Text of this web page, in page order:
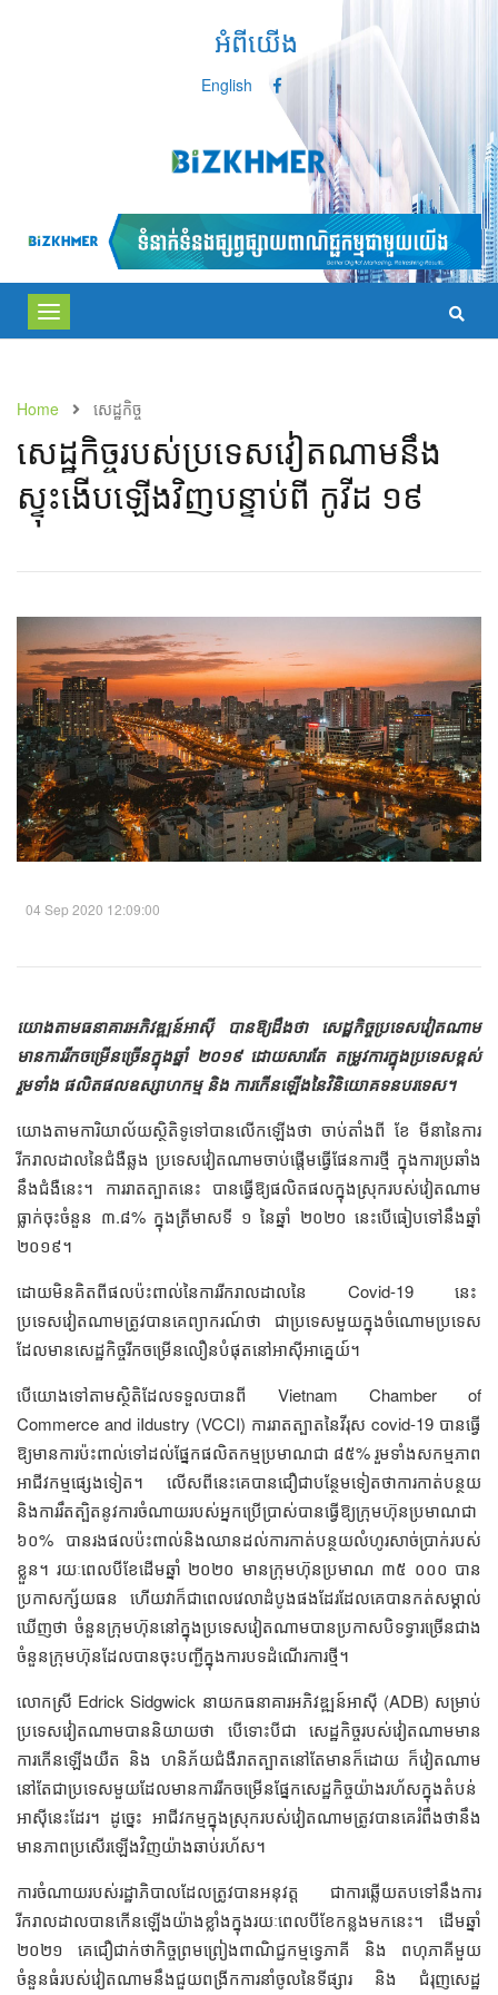
អំពីយើង
English
Toggle
navigation
Home សេដ្ឋកិច្ច
សេដ្ឋកិច្ចរបស់ប្រទេសវៀតណាមនឹង
ស្ទុះងើបឡើងវិញបន្ទាប់ពី កូវីដ ១៩​
04 Sep 2020 12:09:00
យោងតាមធនាគារអភិវឌ្ឍន៍អាស៊ី បានឱ្យដឹងថា សេដ្ឋកិច្ចប្រទេសវៀតណាម
មានការរីកចម្រើនច្រើនក្នុងឆ្នាំ ២០១៩ ដោយសារតែ តម្រូវការក្នុងប្រទេសខ្ពស់
រួមទាំង ផលិតផលឧស្សាហកម្ម និង ការកើនឡើងនៃវិនិយោគទនបរទេស។
យោងតាមការិយាល័យស្ថិតិទូទៅបានលើកឡើងថា ចាប់តាំងពី ខែ មីនានៃការ
រីករាលដាលនៃជំងឺឆ្លង ប្រទេសវៀតណាមចាប់ផ្តើមធ្វើផែនការថ្មី ក្នុងការប្រឆាំង
នឹងជំងឺនេះ។ ការរាតត្បាតនេះ បានធ្វើឱ្យផលិតផលក្នុងស្រុករបស់វៀតណាម
ធ្លាក់ចុះចំនួន ៣.៨% ក្នុងត្រីមាសទី ១ នៃឆ្នាំ ២០២០ នេះបើធៀបទៅនឹងឆ្នាំ
២០១៩។
ដោយមិនគិតពីផលប៉ះពាល់នៃការរីករាលដាលនៃ Covid-19 នេះ
ប្រទេសវៀតណាមត្រូវបានគេព្យាករណ៍ថា ជាប្រទេសមួយក្នុងចំណោមប្រទេស
ដែលមានសេដ្ឋកិច្ចរីកចម្រើនលឿនបំផុតនៅអាស៊ីអាគ្នេយ៍។
បើយោងទៅតាមស្ថិតិដែលទទួលបានពី Vietnam Chamber of
Commerce and iIdustry (VCCI) ការរាតត្បាតនៃវីរុស covid-19 បានធ្វើ
ឱ្យមានការប៉ះពាល់ទៅដល់ផ្នែកផលិតកម្មប្រមាណជា ៨៥% រួមទាំងសកម្មភាព
អាជីវកម្មផ្សេងទៀត។ លើសពីនេះគេបានជឿជាបន្ថែមទៀតថាការកាត់បន្ថយ
និងការរឹតត្បិតនូវការចំណាយរបស់អ្នកប្រើប្រាស់បានធ្វើឱ្យក្រុមហ៊ុនប្រមាណជា
៦០% បានរងផលប៉ះពាល់និងឈានដល់ការកាត់បន្ថយលំហូរសាច់ប្រាក់របស់
ខ្លួន។ រយៈពេលបីខែដើមឆ្នាំ ២០២០ មានក្រុមហ៊ុនប្រមាណ ៣៥ ០០០ បាន
ប្រកាសក្ស័យធន ហើយវាក៏ជាពេលវេលាដំបូងផងដែរដែលគេបានកត់សម្គាល់
ឃើញថា ចំនួនក្រុមហ៊ុននៅក្នុងប្រទេសវៀតណាមបានប្រកាសបិទទ្វារច្រើនជាង
ចំនួនក្រុមហ៊ុនដែលបានចុះបញ្ជីក្នុងការបទដំណើរការថ្មី។
លោកស្រី Edrick Sidgwick នាយកធនាគារអភិវឌ្ឍន៍អាស៊ី (ADB) សម្រាប់
ប្រទេសវៀតណាមបាននិយាយថា បើទោះបីជា សេដ្ឋកិច្ចរបស់វៀតណាមមាន
ការកើនឡើងយឺត និង ហនិភ័យជំងឺរាតត្បាតនៅតែមានក៏ដោយ ក៏វៀតណាម
នៅតែជាប្រទេសមួយដែលមានការរីកចម្រើនផ្នែកសេដ្ឋកិច្ចយ៉ាងរហ័សក្នុងតំបន់
អាស៊ីនេះដែរ។ ដូច្នេះ អាជីវកម្មក្នុងស្រុករបស់វៀតណាមត្រូវបានគេរំពឹងថានឹង
មានភាពប្រសើរឡើងវិញយ៉ាងឆាប់រហ័ស។
ការចំណាយរបស់រដ្ឋាភិបាលដែលត្រូវបានអនុវត្ត ជាការឆ្លើយតបទៅនឹងការ
រីករាលដាលបានកើនឡើងយ៉ាងខ្លាំងក្នុងរយៈពេលបីខែកន្លងមកនេះ។ ដើមឆ្នាំ
២០២១ គេជឿជាក់ថាកិច្ចព្រមព្រៀងពាណិជ្ជកម្មទ្វេភាគី និង ពហុភាគីមួយ
ចំនួនធំរបស់វៀតណាមនឹងជួយពង្រីកការនាំចូលនៃទីផ្សារ និង ជំរុញសេដ្ឋ